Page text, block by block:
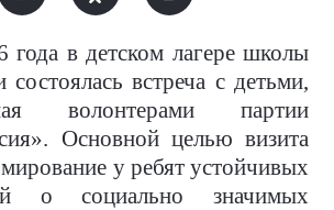
в детском лагере школы
встреча с детьми,
волонтерами партии
Основной целью визита
у ребят устойчивых
о социально значимых